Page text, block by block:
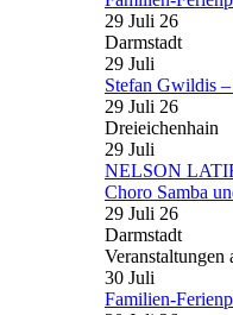
29 Juli 26
Darmstadt
29 Juli
Stefan Gwildis
29 Juli 26
Dreieichenhain
29 Juli
NELSON
Choro Samba
29 Juli 26
Darmstadt
Veranstaltungen
30 Juli
Familien-